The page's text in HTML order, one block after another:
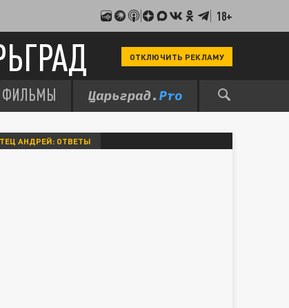
18+
ОТКЛЮЧИТЬ РЕКЛАМУ
ФИЛЬМЫ
АНДРЕЙ: ОТВЕТЫ